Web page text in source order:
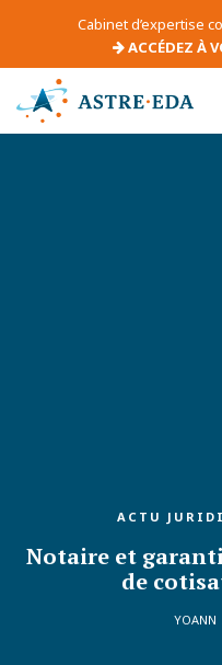
Cabinet d’expertise
ACCÉDEZ À
ACTU
Notaire et
de
YOANN